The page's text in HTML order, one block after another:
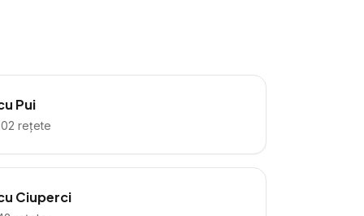
Pui
rețete
Ciuperci